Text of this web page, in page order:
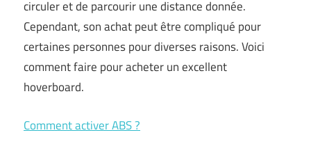
circuler et de parcourir une distance donnée.
Cependant, son achat peut être compliqué pour
certaines personnes pour diverses raisons. Voici
comment faire pour acheter un excellent
hoverboard.
Comment activer ABS ?